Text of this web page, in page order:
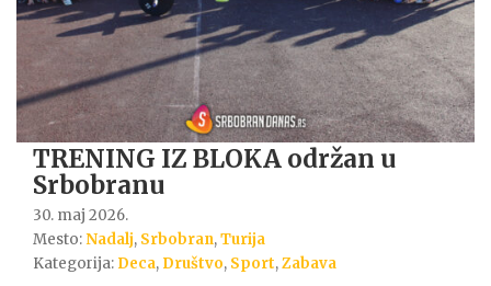
TRENING IZ BLOKA održan u
Srbobranu
30. maj 2026.
Mesto:Nadalj, Srbobran,Turija
Kategorija: Deca, Društvo, Sport,Zabava